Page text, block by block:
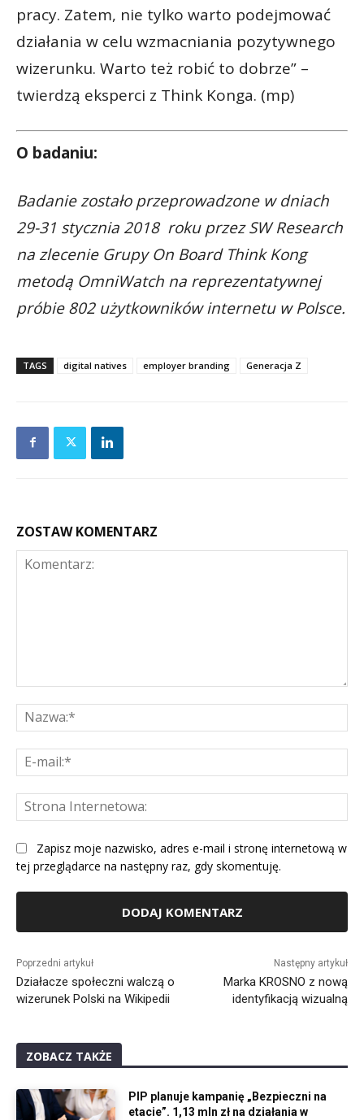
pracy. Zatem, nie tylko warto podejmować
działania w celu wzmacniania pozytywnego
wizerunku. Warto też robić to dobrze” –
twierdzą eksperci z Think Konga. (mp)
O badaniu:
Badanie zostało przeprowadzone w dniach
29-31 stycznia 2018 roku przez SW Research
na zlecenie Grupy On Board Think Kong
metodą OmniWatch na reprezentatywnej
próbie 802 użytkowników internetu w Polsce.
TAGS digital natives employer branding Generacja Z
ZOSTAW KOMENTARZ
Zapisz moje nazwisko, adres e-mail i stronę internetową w
tej przeglądarce na następny raz, gdy skomentuję.
Poprzedni artykuł
Działacze społeczni walczą o
wizerunek Polski na Wikipedii
Następny artykuł
Marka KROSNO z nową
identyfikacją wizualną
ZOBACZ TAKŻE
PIP planuje kampanię „Bezpieczni na
etacie”. 1,13 mln zł na działania w